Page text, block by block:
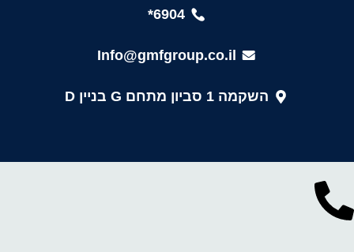
6904*
Info@gmfgroup.co.il
השקמה 1 סביון מתחם G בניין D